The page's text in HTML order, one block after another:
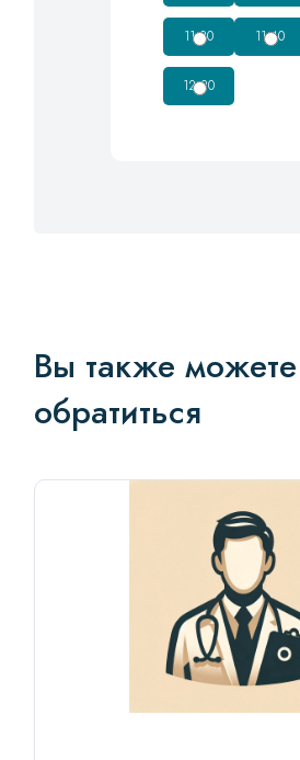
11:20 11:40
12:20
Вы также можете
обратиться